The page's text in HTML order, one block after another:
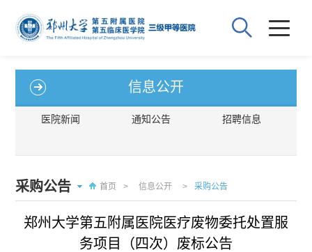
信息公开
医院新闻 通知公告 招聘信息
采购公告 首页 > 信息公开 > 采购公告
郑州大学第五附属医院医疗废物委托处置服
务项目（四次）废标公告